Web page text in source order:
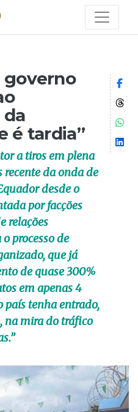
governo
é tardia”
a tiros em plena
da onda de
desde o
por facções
relações
processo de
que já
de quase 300%
em apenas 4
país tenha entrado,
na mira do tráfico